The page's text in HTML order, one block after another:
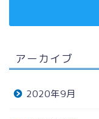
アーカイブ
2020年9月